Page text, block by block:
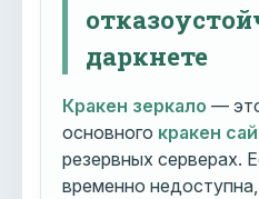
даркнете
Кракен зеркало —
основного кракен
резервных серверах.
временно